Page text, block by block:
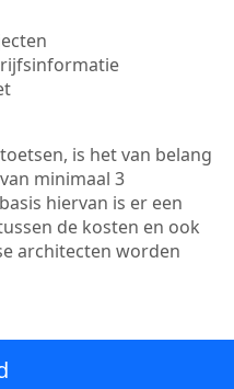
is het van belang
minimaal 3
hiervan is er een
de kosten en ook
architecten worden